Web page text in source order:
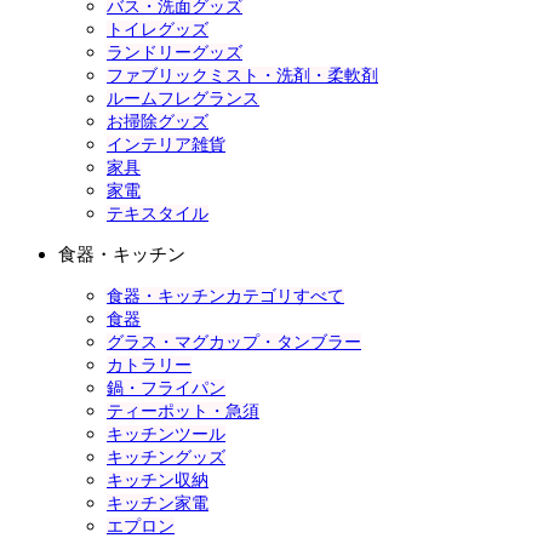
バス・洗面グッズ
トイレグッズ
ランドリーグッズ
ファブリックミスト・洗剤・柔軟剤
ルームフレグランス
お掃除グッズ
インテリア雑貨
家具
家電
テキスタイル
食器・キッチン
食器・キッチンカテゴリすべて
食器
グラス・マグカップ・タンブラー
カトラリー
鍋・フライパン
ティーポット・急須
キッチンツール
キッチングッズ
キッチン収納
キッチン家電
エプロン